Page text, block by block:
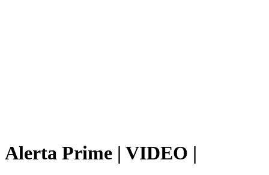
Alerta Prime | VIDEO |